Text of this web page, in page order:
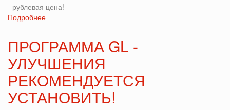
- рублевая цена!
Подробнее
GL
смола
для
изготовления
акриловых
красок
ПРОГРАММА GL -
УЛУЧШЕНИЯ
РЕКОМЕНДУЕТСЯ
УСТАНОВИТЬ!